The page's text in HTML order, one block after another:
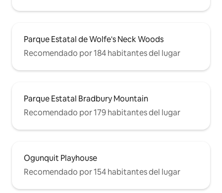
Parque Estatal de Wolfe's Neck Woods
Recomendado por 184 habitantes del lugar
Parque Estatal Bradbury Mountain
Recomendado por 179 habitantes del lugar
Ogunquit Playhouse
Recomendado por 154 habitantes del lugar